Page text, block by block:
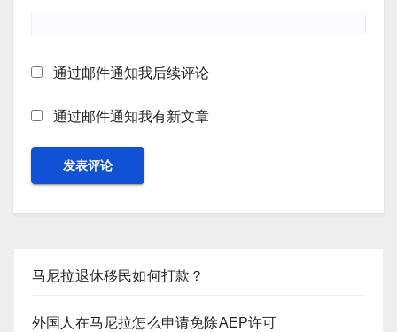
通过邮件通知我后续评论
通过邮件通知我有新文章
马尼拉退休移民如何打款？
外国人在马尼拉怎么申请免除AEP许可